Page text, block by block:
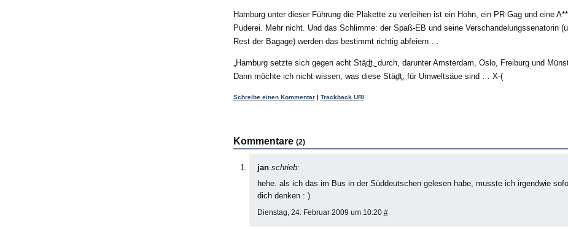
Hamburg unter dieser Führung die Plakette zu verleihen ist ein Hohn, ein PR-Gag und eine
Puderei. Mehr nicht. Und das Schlimme: der Spaß-EB und seine Verschandelungssenatorin
Rest der Bagage) werden das bestimmt richtig abfeiern …
Hamburg setzte sich gegen acht Städt. durch, darunter Amsterdam, Oslo, Freiburg und
Dann möchte ich nicht wissen, was diese Städt. für Umweltsäue sind … X-(
Schreibe einen Kommentar | Trackback URI
Kommentare (2)
janschrieb:
hehe. als ich das im Bus in der Süddeutschen gelesen habe, musste ich irgendwie
dich denken : )
Dienstag, 24. Februar 2009 um 10:20 #